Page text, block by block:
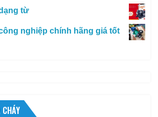
từ
nghiệp chính hãng giá tốt